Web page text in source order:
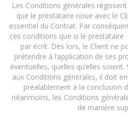
Les Conditions générales
que le prestataire noue avec le
essentiel du Contrat. Par
ces conditions que si le
par écrit. Dès lors, le Client ne
prétendre à l’application de ses
éventuelles, quelles qu’elles
aux Conditions générales, il doit
préalablement à la conclusion
néanmoins, les Conditions
de manière